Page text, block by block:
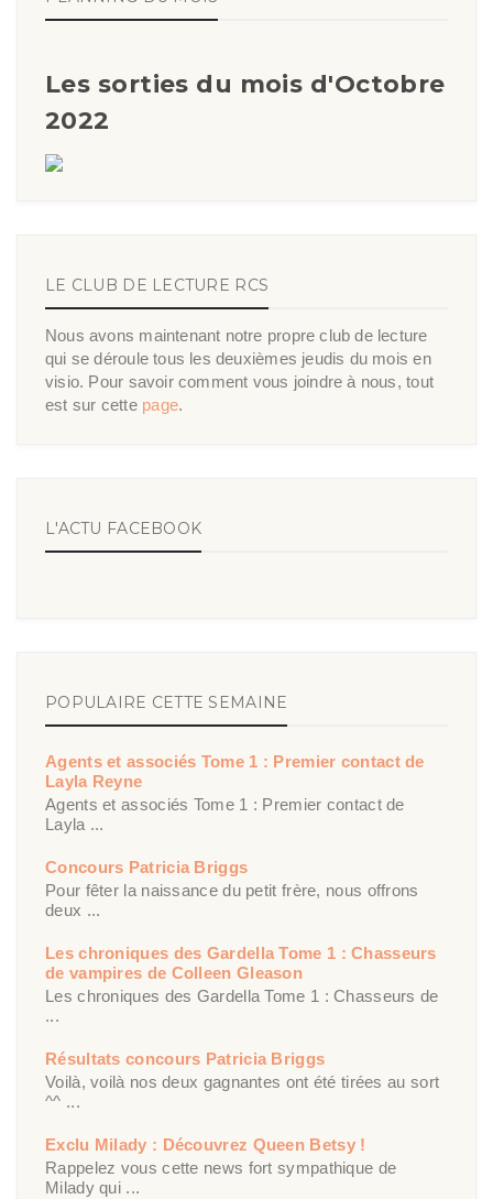
Les sorties du mois d'Octobre
2022
LE CLUB DE LECTURE RCS
Nous avons maintenant notre propre club de lecture
qui se déroule tous les deuxièmes jeudis du mois en
visio. Pour savoir comment vous joindre à nous, tout
est sur cette page.
L'ACTU FACEBOOK
POPULAIRE CETTE SEMAINE
Agents et associés Tome 1 : Premier contact de
Layla Reyne
Agents et associés Tome 1 : Premier contact de
Layla ...
Concours Patricia Briggs
Pour fêter la naissance du petit frère, nous offrons
deux ...
Les chroniques des Gardella Tome 1 : Chasseurs
de vampires de Colleen Gleason
Les chroniques des Gardella Tome 1 : Chasseurs de
...
Résultats concours Patricia Briggs
Voilà, voilà nos deux gagnantes ont été tirées au sort
^^ ...
Exclu Milady : Découvrez Queen Betsy !
Rappelez vous cette news fort sympathique de
Milady qui ...